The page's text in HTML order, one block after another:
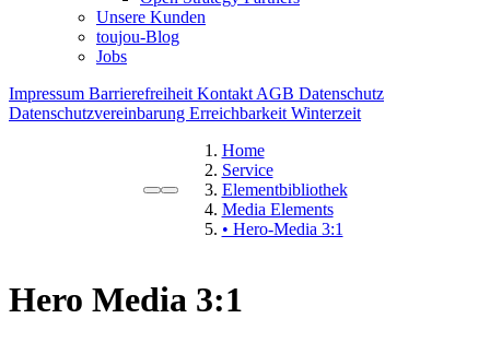
Unsere Kunden
toujou-Blog
Jobs
Impressum Barrierefreiheit Kontakt AGB Datenschutz
Datenschutzvereinbarung Erreichbarkeit Winterzeit
Home
Service
Elementbibliothek
Media Elements
• Hero-Media 3:1
Hero Media 3:1